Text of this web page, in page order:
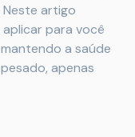
artigo
para você
a saúde
apenas